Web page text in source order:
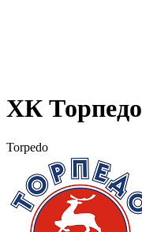
ХК Торпедо
Torpedo